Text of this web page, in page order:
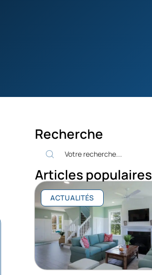
Recherche
Articles populaires
ACTUALITÉS